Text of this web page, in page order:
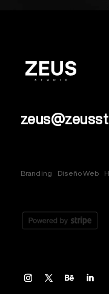
Branding Diseño Web